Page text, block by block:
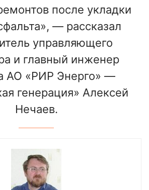
после укладки
— рассказал
управляющего
и главный инженер
АО «РИР Энерго» —
генерация» Алексей
Нечаев.